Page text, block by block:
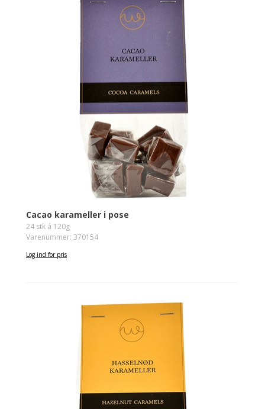
Cacao karameller i pose
24 stk á 120g
Varenummer: 370154
Log ind for pris